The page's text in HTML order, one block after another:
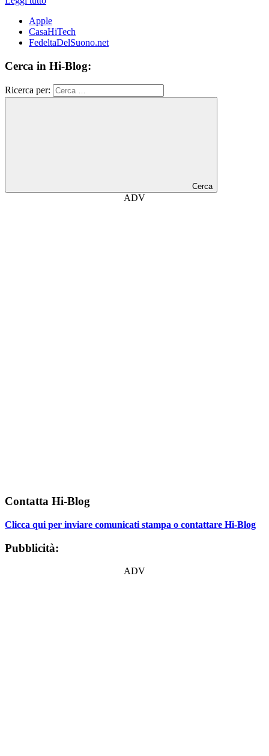
Apple
CasaHiTech
FedeltaDelSuono.net
Cerca in Hi-Blog:
Ricerca per:
Cerca
ADV
Contatta Hi-Blog
Clicca qui per inviare comunicati stampa o contattare Hi-Blog
Pubblicità:
ADV